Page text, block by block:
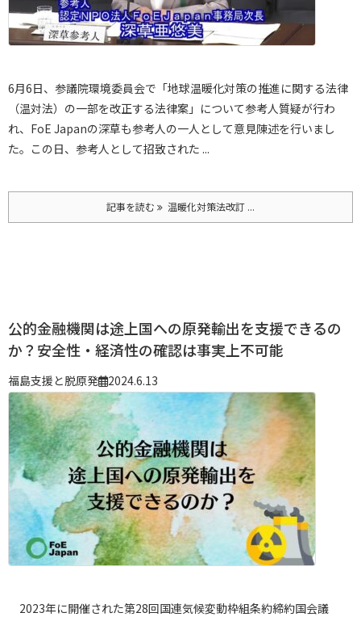
6月6日、参議院環境委員会で「地球温暖化対策の推進に関する法律
（温対法）の一部を改正する法律案」について参考人質疑が行わ
れ、FoE Japanの深草も参考人の一人として意見陳述を行いまし
た。 この日、参考人として招致された ...
記事を読む 温暖化対策法改訂 ...
公的金融機関は途上国への原発輸出を支援できるの
か？安全性・経済性の確認は事実上不可能
福島支援と脱原発 2024.6.13
2023年に開催された第28回国連気候変動枠組条約締約国会議